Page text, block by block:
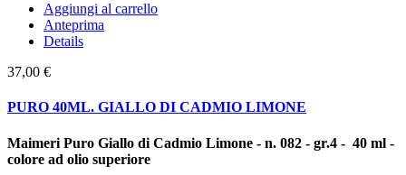
Aggiungi al carrello
Anteprima
Details
37,00 €
PURO 40ML. GIALLO DI CADMIO LIMONE
Maimeri Puro Giallo di Cadmio Limone - n. 082 - gr.4 - 40 ml -
colore ad olio superiore